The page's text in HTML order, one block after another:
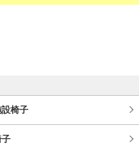
椅子
子